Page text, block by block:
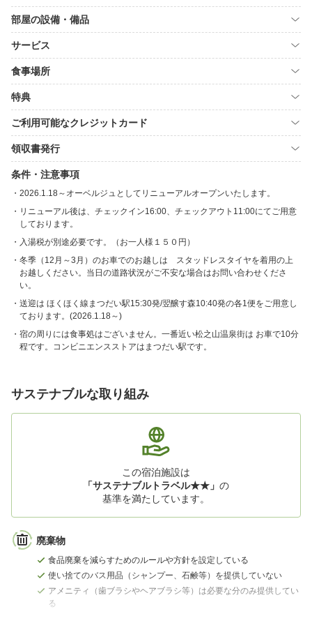
部屋の設備・備品
サービス
食事場所
特典
ご利用可能なクレジットカード
領収書発行
条件・注意事項
2026.1.18～オーベルジュとしてリニューアルオープンいたします。
リニューアル後は、チェックイン16:00、チェックアウト11:00にてご用意
しております。
入湯税が別途必要です。（お一人様１５０円）
冬季（12月～3月）のお車でのお越しは スタッドレスタイヤを着用の上
お越しください。当日の道路状況がご不安な場合はお問い合わせくださ
い。
送迎は ほくほく線まつだい駅15:30発/翌醸す森10:40発の各1便をご用意し
ております。(2026.1.18～)
宿の周りには食事処はございません。一番近い松之山温泉街は お車で10分
程です。コンビニエンスストアはまつだい駅です。
サステナブルな取り組み
この宿泊施設は
「サステナブルトラベル★★」 の
基準を満たしています。
廃棄物
食品廃棄を減らすためのルールや方針を設定している
使い捨てのバス用品（シャンプー、石鹸等）を提供していない
アメニティ（歯ブラシやヘアブラシ等）は必要な分のみ提供してい
る